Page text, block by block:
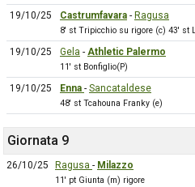
19/10/25 Castrumfavara - Ragusa
8' st Tripicchio su rigore (c) 43' st
19/10/25 Gela - Athletic Palermo
11' st Bonfiglio(P)
19/10/25 Enna - Sancataldese
48' st Tcahouna Franky (e)
Giornata 9
26/10/25 Ragusa - Milazzo
11' pt Giunta (m) rigore